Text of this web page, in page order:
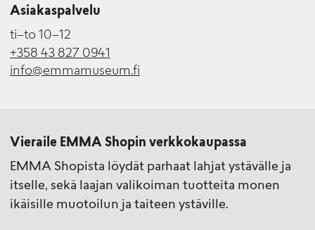
Asiakaspalvelu
ti–to 10–12
+358 43 827 0941
info@emmamuseum.fi
Vieraile EMMA Shopin verkkokaupassa
EMMA Shopista löydät parhaat lahjat ystävälle ja
itselle, sekä laajan valikoiman tuotteita monen
ikäisille muotoilun ja taiteen ystäville.